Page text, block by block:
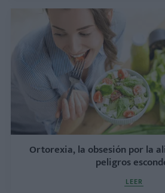
Ortorexia, la obsesión por la
peligros
LEER